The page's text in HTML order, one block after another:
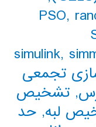
PSO,
,
تجمعی
, تشخیص
لبه, حد